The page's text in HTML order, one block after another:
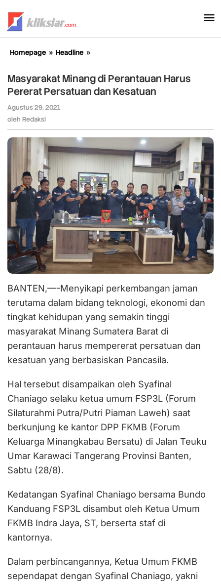
konten
Homepage » Headline »
Perantauan
Harus
Kesatuan
Masyarakat Minang di Perantauan Harus
Pererat Persatuan dan Kesatuan
Agustus 29, 2021
oleh Redaksi
BANTEN,—-Menyikapi perkembangan jaman
terutama dalam bidang teknologi, ekonomi dan
tingkat kehidupan yang semakin tinggi
masyarakat Minang Sumatera Barat di
perantauan harus mempererat persatuan dan
kesatuan yang berbasiskan Pancasila.
Hal tersebut disampaikan oleh Syafinal
Chaniago selaku ketua umum FSP3L (Forum
Silaturahmi Putra/Putri Piaman Laweh) saat
berkunjung ke kantor DPP FKMB (Forum
Keluarga Minangkabau Bersatu) di Jalan Teuku
Umar Karawaci Tangerang Provinsi Banten,
Sabtu (28/8).
Kedatangan Syafinal Chaniago bersama Bundo
Kanduang FSP3L disambut oleh Ketua Umum
FKMB Indra Jaya, ST, berserta staf di
kantornya.
Dalam perbincangannya, Ketua Umum FKMB
sependapat dengan Syafinal Chaniago, yakni